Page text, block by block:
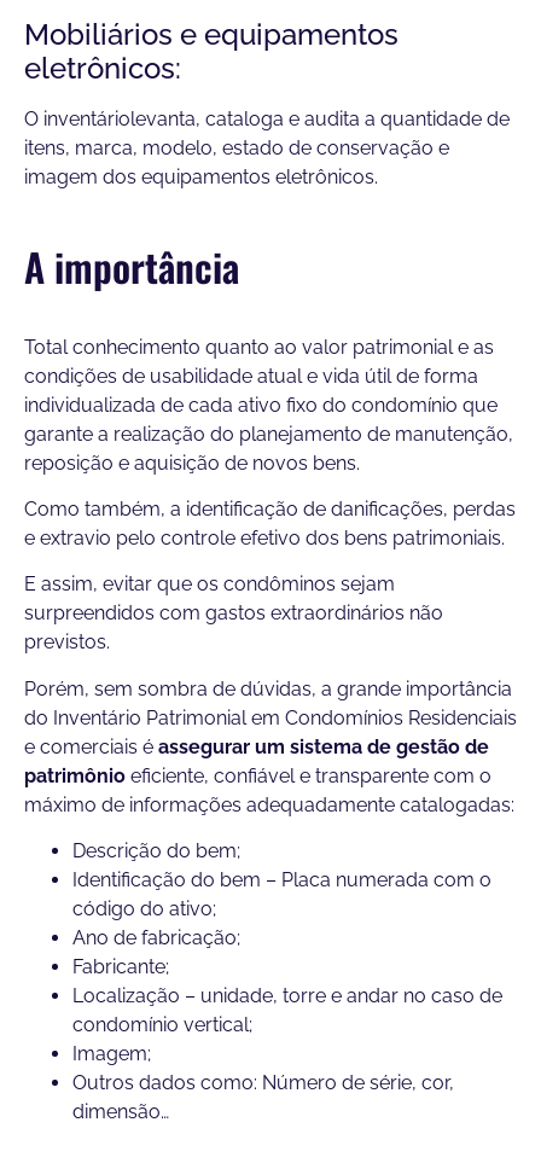
Mobiliários e equipamentos
eletrônicos:
O inventáriolevanta, cataloga e audita a quantidade de
itens, marca, modelo, estado de conservação e
imagem dos equipamentos eletrônicos.
A importância
Total conhecimento quanto ao valor patrimonial e as
condições de usabilidade atual e vida útil de forma
individualizada de cada ativo fixo do condomínio que
garante a realização do planejamento de manutenção,
reposição e aquisição de novos bens.
Como também, a identificação de danificações, perdas
e extravio pelo controle efetivo dos bens patrimoniais.
E assim, evitar que os condôminos sejam
surpreendidos com gastos extraordinários não
previstos.
Porém, sem sombra de dúvidas, a grande importância
do Inventário Patrimonial em Condomínios Residenciais
e comerciais é assegurar um sistema de gestão de
patrimônio eficiente, confiável e transparente com o
máximo de informações adequadamente catalogadas:
Descrição do bem;
Identificação do bem – Placa numerada com o
código do ativo;
Ano de fabricação;
Fabricante;
Localização – unidade, torre e andar no caso de
condomínio vertical;
Imagem;
Outros dados como: Número de série, cor,
dimensão…